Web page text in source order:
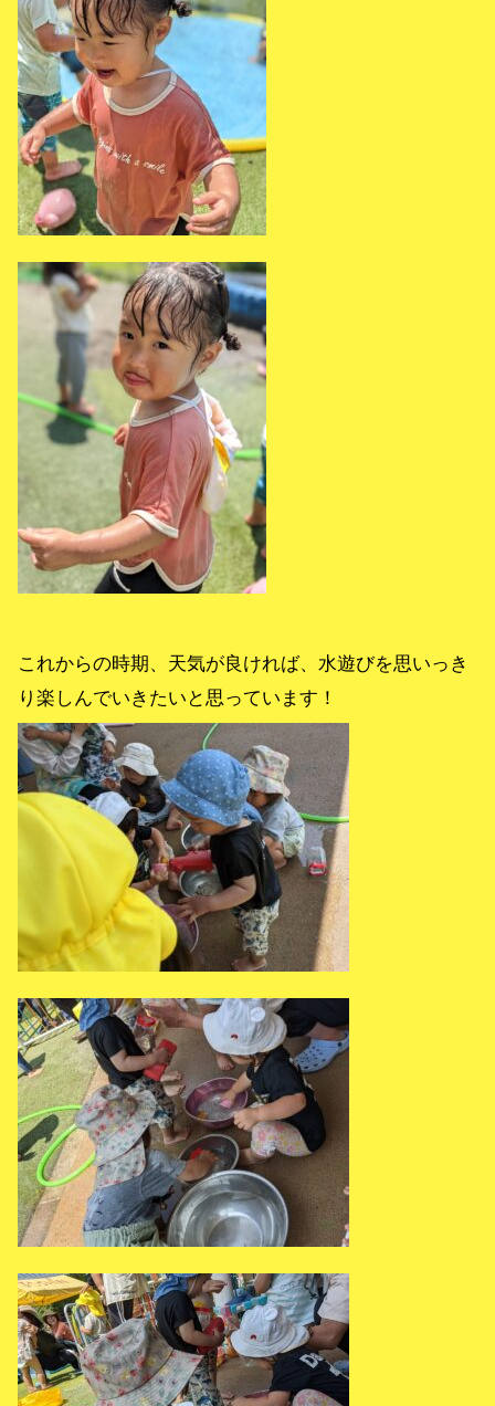
これからの時期、天気が良ければ、水遊びを思いっき
り楽しんでいきたいと思っています！